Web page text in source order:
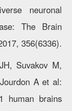
neuronal
The Brain
356(6336).
Suvakov M,
A et al:
human brains